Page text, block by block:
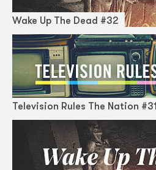
Wake Up The Dead #32
Television Rules The Nation #31